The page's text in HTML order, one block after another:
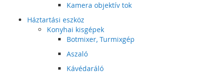
Kamera objektív tok
Háztartási eszköz
Konyhai kisgépek
Botmixer, Turmixgép
Aszaló
Kávédaráló